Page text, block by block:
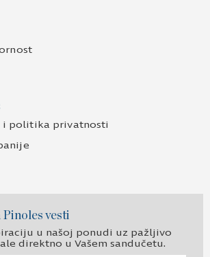
i politika privatnosti
Pinoles vesti
u našoj ponudi uz pažljivo
direktno u Vašem sandučetu.